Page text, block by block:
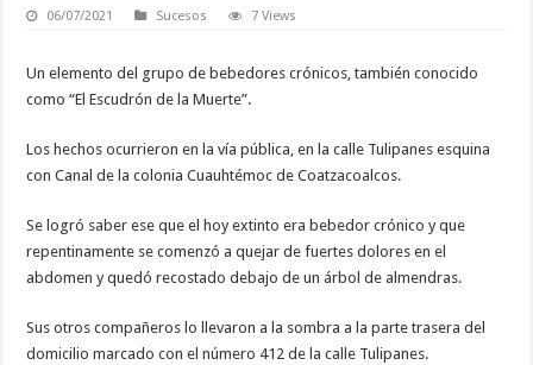
06/07/2021 Sucesos 7 Views
Un elemento del grupo de bebedores crónicos, también conocido
como “El Escudrón de la Muerte”.
Los hechos ocurrieron en la vía pública, en la calle Tulipanes esquina
con Canal de la colonia Cuauhtémoc de Coatzacoalcos.
Se logró saber ese que el hoy extinto era bebedor crónico y que
repentinamente se comenzó a quejar de fuertes dolores en el
abdomen y quedó recostado debajo de un árbol de almendras.
Sus otros compañeros lo llevaron a la sombra a la parte trasera del
domicilio marcado con el número 412 de la calle Tulipanes.